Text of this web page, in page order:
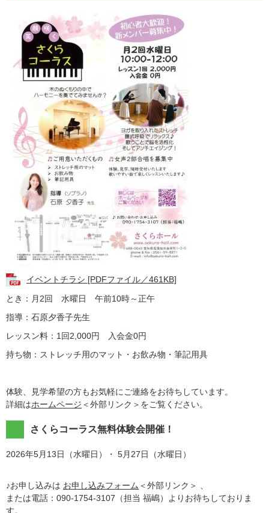
イベントチラシ [PDFファイル／461KB]
とき：月2回 水曜日 午前10時～正午
指導：石原夕香子先生
レッスン料：1回2,000円 入会金0円
持ち物：ストレッチ用のマット・お飲み物・筆記用具
体験、見学希望の方もお気軽にご連絡をお待ちしています。
詳細はホームページ ＜外部リンク＞ をご覧ください。
さくらコーラス無料体験会開催！
2026年5月13日（水曜日）・ 5月27日（水曜日）
♪お申し込みは お申し込みフォーム ＜外部リンク＞
​または電話：090-1754-3107（担当 福嶋）よりお待ちしておりま
す。